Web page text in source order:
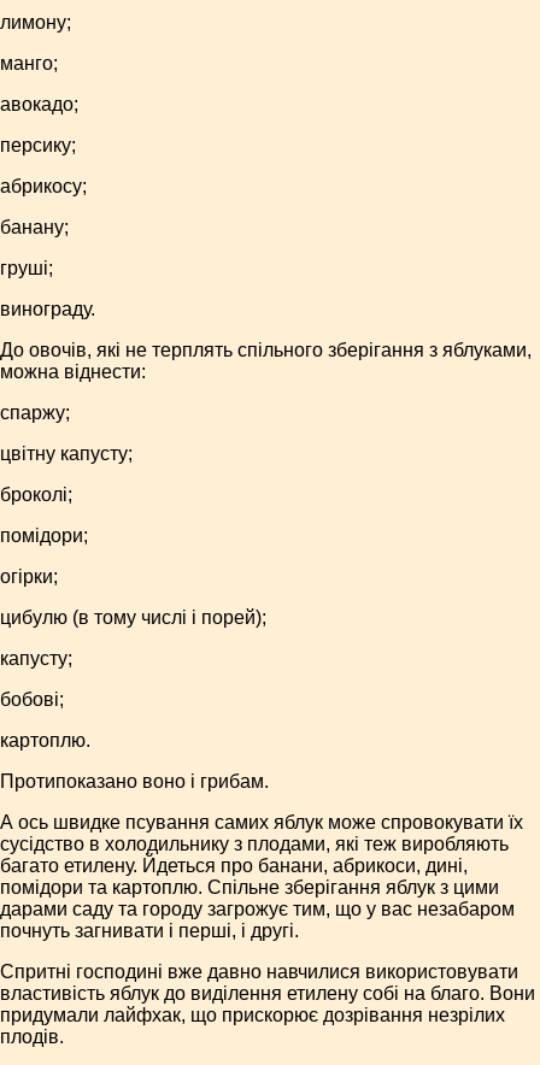
лимону;
манго;
авокадо;
персику;
абрикосу;
банану;
груші;
винограду.
До овочів, які не терплять спільного зберігання з яблуками,
можна віднести:
спаржу;
цвітну капусту;
броколі;
помідори;
огірки;
цибулю (в тому числі і порей);
капусту;
бобові;
картоплю.
Протипоказано воно і грибам.
А ось швидке псування самих яблук може спровокувати їх
сусідство в холодильнику з плодами, які теж виробляють
багато етилену. Йдеться про банани, абрикоси, дині,
помідори та картоплю. Спільне зберігання яблук з цими
дарами саду та городу загрожує тим, що у вас незабаром
почнуть загнивати і перші, і другі.
Спритні господині вже давно навчилися використовувати
властивість яблук до виділення етилену собі на благо. Вони
придумали лайфхак, що прискорює дозрівання незрілих
плодів.